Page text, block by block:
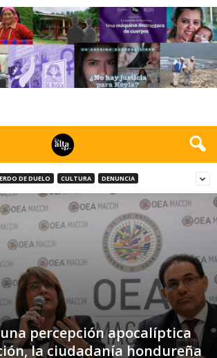
DE DUELO CULTURA DENUNCIA
percepción apocalíptica
la ciudadanía hondureña